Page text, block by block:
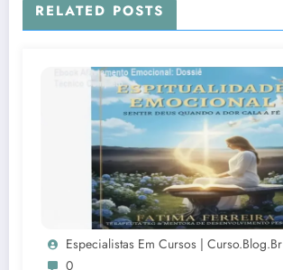
RELATED POSTS
Especialistas Em Cursos | Curso.blog.br
0